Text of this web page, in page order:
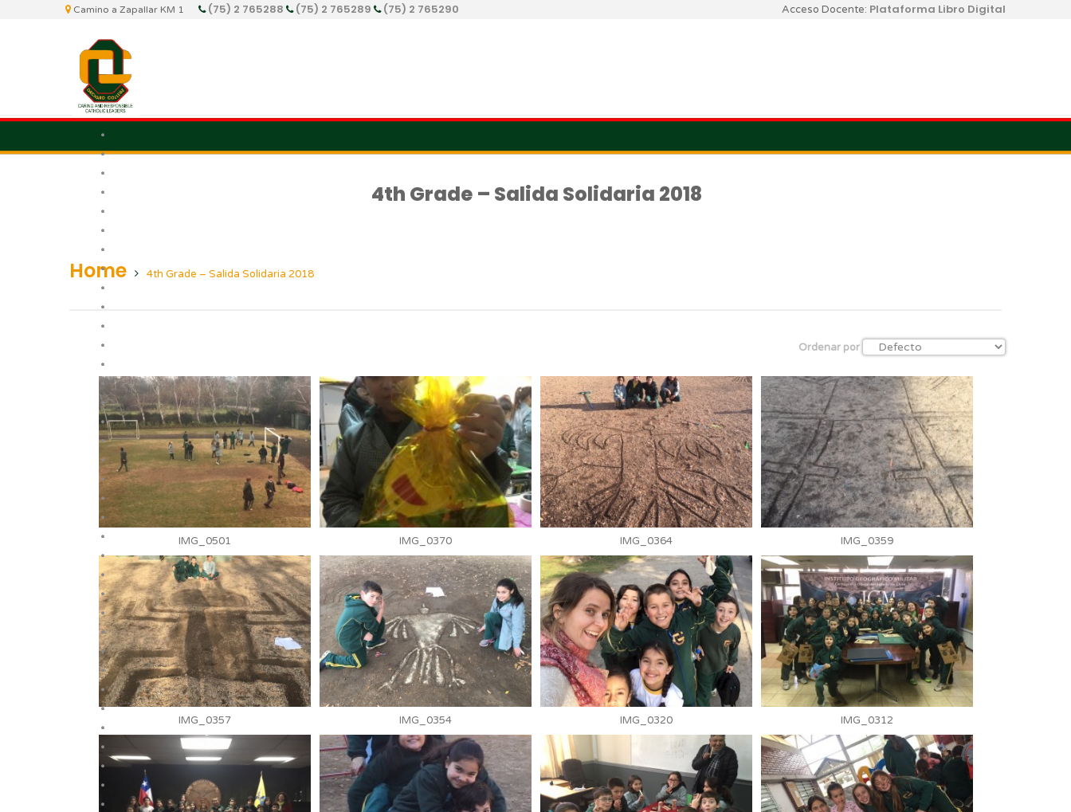
Camino a Zapallar KM 1 (75) 2 765288 (75) 2 765289 (75) 2 765290 Acceso Docente: Plataforma Libro Digital
4th Grade – Salida Solidaria 2018
Home 4th Grade – Salida Solidaria 2018
Ordenar por
IMG_0501 IMG_0370 IMG_0364 IMG_0359
IMG_0357 IMG_0354 IMG_0320 IMG_0312